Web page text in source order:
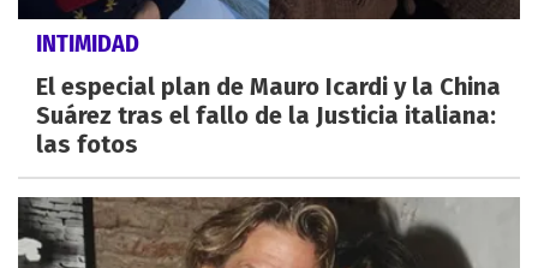
INTIMIDAD
El especial plan de Mauro Icardi y la China
Suárez tras el fallo de la Justicia italiana:
las fotos